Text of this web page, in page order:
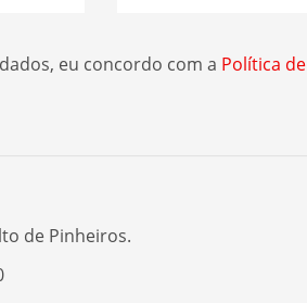
eu concordo com a Política de
de Pinheiros.